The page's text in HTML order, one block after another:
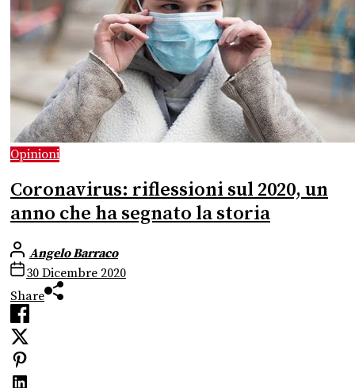
Opinioni
Coronavirus: riflessioni sul 2020, un
anno che ha segnato la storia
Angelo Barraco
30 Dicembre 2020
Share